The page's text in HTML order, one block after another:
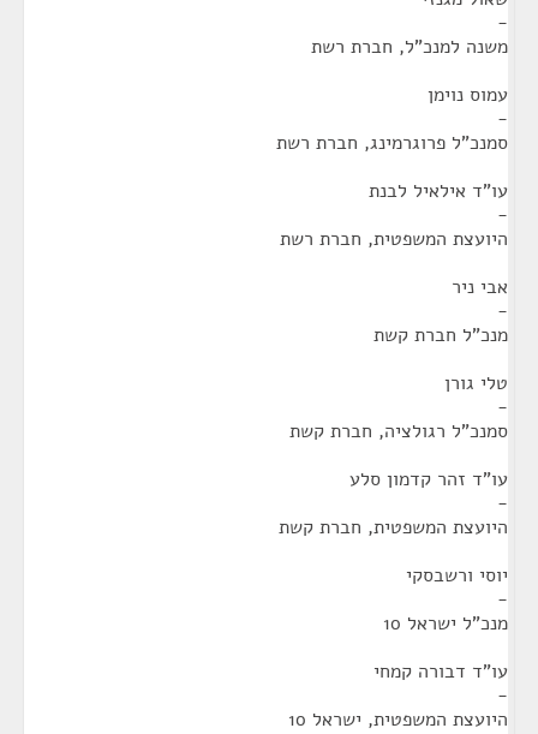
-
משנה למנכ"ל, חברת רשת
עמוס נוימן
-
סמנכ"ל פרוגרמינג, חברת רשת
עו"ד אילאיל לבנת
-
היועצת המשפטית, חברת רשת
אבי ניר
-
מנכ"ל חברת קשת
טלי גורן
-
סמנכ"ל רגולציה, חברת קשת
עו"ד זהר קדמון סלע
-
היועצת המשפטית, חברת קשת
יוסי ורשבסקי
-
מנכ"ל ישראל 10
עו"ד דבורה קמחי
-
היועצת המשפטית, ישראל 10